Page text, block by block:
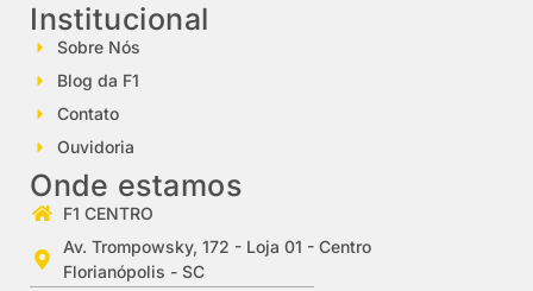
Institucional
Sobre Nós
Blog da F1
Contato
Ouvidoria
Onde estamos
F1 CENTRO
Av. Trompowsky, 172 - Loja 01 - Centro
Florianópolis - SC